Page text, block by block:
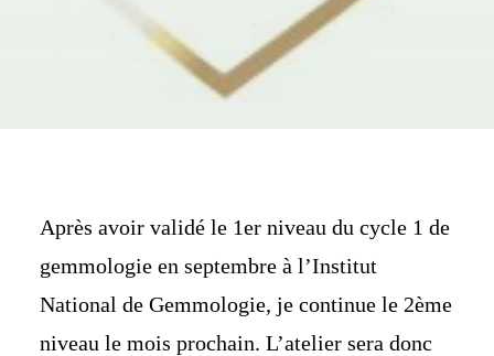
Après avoir validé le 1er niveau du cycle 1 de
gemmologie en septembre à l’Institut
National de Gemmologie, je continue le 2ème
niveau le mois prochain. L’atelier sera donc